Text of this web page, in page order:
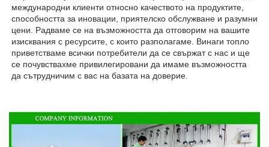
международни клиенти относно качеството на продуктите,
способността за иновации, приятелско обслужване и разумни
цени. Радваме се на възможността да отговорим на вашите
изисквания с ресурсите, с които разполагаме. Винаги топло
приветстваме всички потребители да се свържат с нас и ще
се почувствахме привилегировани да имаме възможността
да сътрудничим с вас на базата на доверие.